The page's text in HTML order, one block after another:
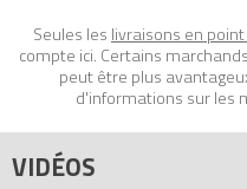
- Décoration pour les
fenêtres et les aventures
calendrier de l’Avent LEGO
colorée à exposer dans
- Sets de construction pour
Wars permettent aux enfants
Seules les livraisons en
compte ici. Certains
peut être plus
d'informations sur les
VIDÉOS